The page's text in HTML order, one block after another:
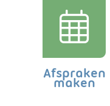
Afspraken
maken